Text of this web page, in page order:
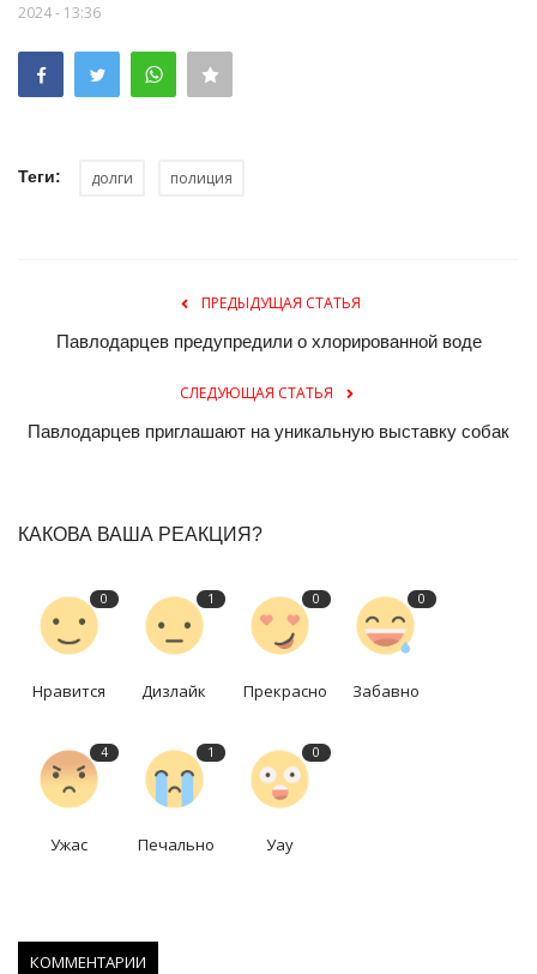
2024 - 13:36
Теги: долги полиция
ПРЕДЫДУЩАЯ СТАТЬЯ
Павлодарцев предупредили о хлорированной воде
СЛЕДУЮЩАЯ СТАТЬЯ
Павлодарцев приглашают на уникальную выставку собак
КАКОВА ВАША РЕАКЦИЯ?
0
Нравится
1
Дизлайк
0
Прекрасно
0
Забавно
4
Ужас
1
Печально
0
Уау
КОММЕНТАРИИ